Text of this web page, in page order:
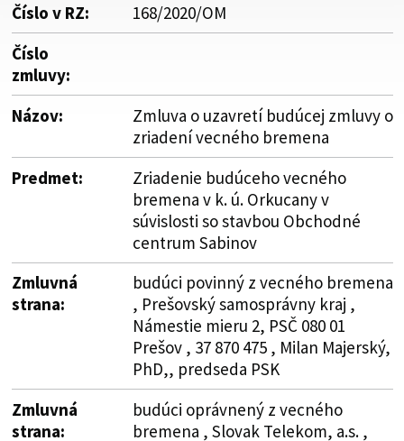
Číslo v RZ:
168/2020/OM
Číslo
zmluvy:
Názov:
Zmluva o uzavretí budúcej zmluvy o
zriadení vecného bremena
Predmet:
Zriadenie budúceho vecného
bremena v k. ú. Orkucany v
súvislosti so stavbou Obchodné
centrum Sabinov
Zmluvná
strana:
budúci povinný z vecného bremena
, Prešovský samosprávny kraj ,
Námestie mieru 2, PSČ 080 01
Prešov , 37 870 475 , Milan Majerský,
PhD,, predseda PSK
Zmluvná
strana:
budúci oprávnený z vecného
bremena , Slovak Telekom, a.s. ,